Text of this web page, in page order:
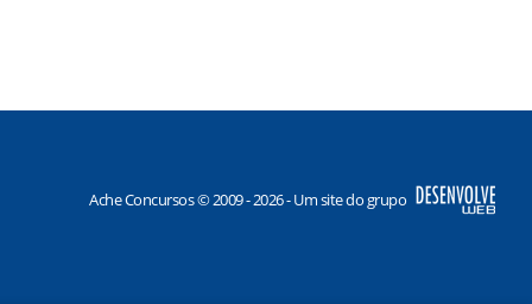
Ache Concursos © 2009 - 2026 - Um site do grupo